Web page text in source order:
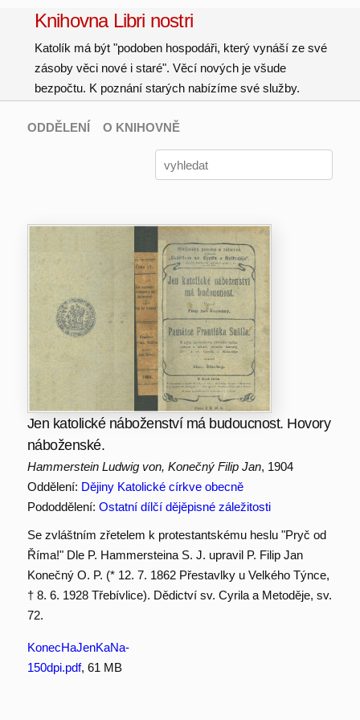
Knihovna Libri nostri
Katolík má být "podoben hospodáři, který vynáší ze své
zásoby věci nové i staré". Věcí nových je všude
bezpočtu. K poznání starých nabízíme své služby.
ODDĚLENÍ O KNIHOVNĚ
Jen katolické náboženství má budoucnost. Hovory
náboženské.
Hammerstein Ludwig von, Konečný Filip Jan, 1904
Oddělení: Dějiny Katolické církve obecně
Pododdělení: Ostatní dílčí dějěpisné záležitosti
Se zvláštním zřetelem k protestantskému heslu "Pryč od
Říma!" Dle P. Hammersteina S. J. upravil P. Filip Jan
Konečný O. P. (* 12. 7. 1862 Přestavlky u Velkého Týnce,
† 8. 6. 1928 Třebívlice). Dědictví sv. Cyrila a Metoděje, sv.
72.
KonecHaJenKaNa-
150dpi.pdf, 61 MB